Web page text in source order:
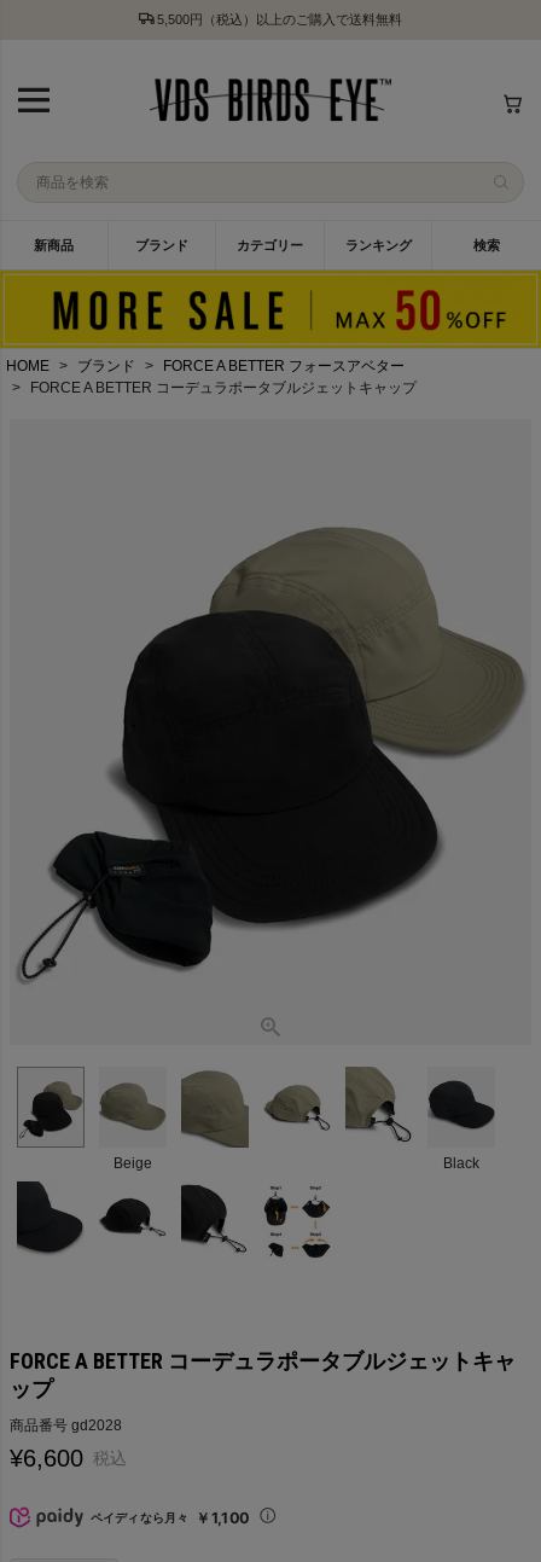
5,500円（税込）以上のご購入で送料無料
新商品 ブランド カテゴリー ランキング 検索
HOME ブランド
FORCE A BETTER フォースアベター
FORCE A BETTER コーデュラポータブルジェットキャップ
Beige Black
FORCE A BETTER コーデュラポータブルジェットキャ
ップ
商品番号 gd2028
¥6,600 税込
ペイディなら月々 ￥1,100